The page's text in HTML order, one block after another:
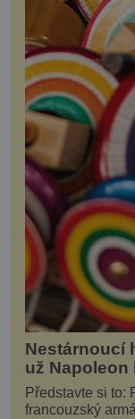
Nestárnoucí
už Napoleon
Představte si to:
francouzský